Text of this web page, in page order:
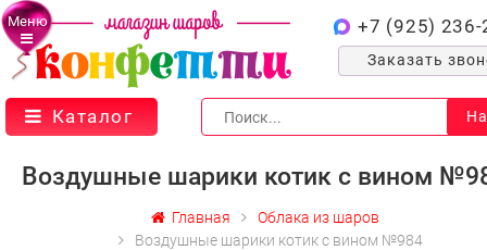
Меню +7 (925) 236-
Заказать
Каталог
Воздушные шарики котик с вином
Главная
Облака из шаров
Воздушные шарики котик с вином №984